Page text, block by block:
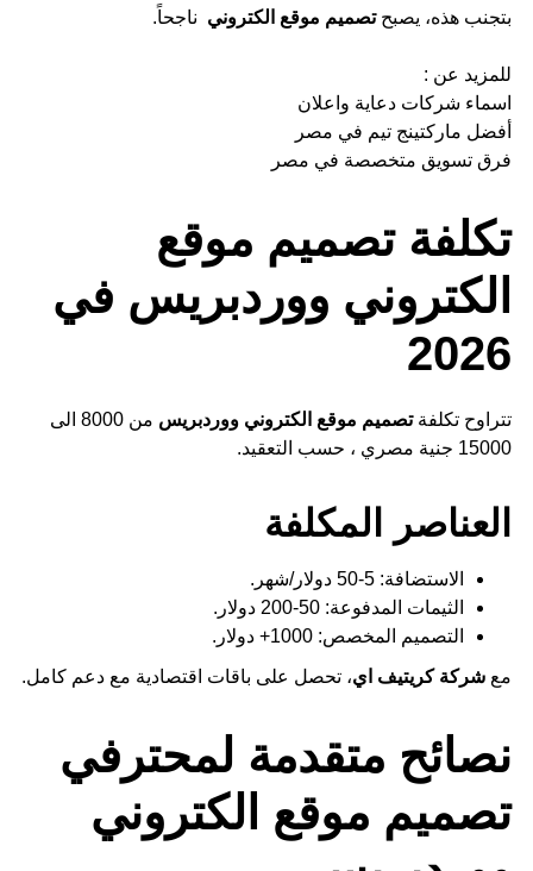
بتجنب هذه، يصبحتصميم موقع الكتروني ناجحاً.
للمزيد عن :
اسماء شركات دعاية واعلان
أفضل ماركتينج تيم في مصر
فرق تسويق متخصصة في مصر
تكلفة تصميم موقع
الكتروني ووردبريس في
2026
تتراوح تكلفةتصميم موقع الكتروني ووردبريس
من 8000 الى
15000 جنية مصري ، حسب التعقيد.
العناصر المكلفة
الاستضافة: 5-50 دولار/شهر.
الثيمات المدفوعة: 50-200 دولار.
التصميم المخصص: 1000+ دولار.
مع شركة كريتيف اي، تحصل على باقات اقتصادية مع دعم كامل.
نصائح متقدمة لمحترفي
تصميم موقع الكتروني